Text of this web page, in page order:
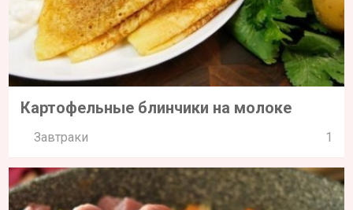
Картофельные блинчики на молоке
Завтраки 1